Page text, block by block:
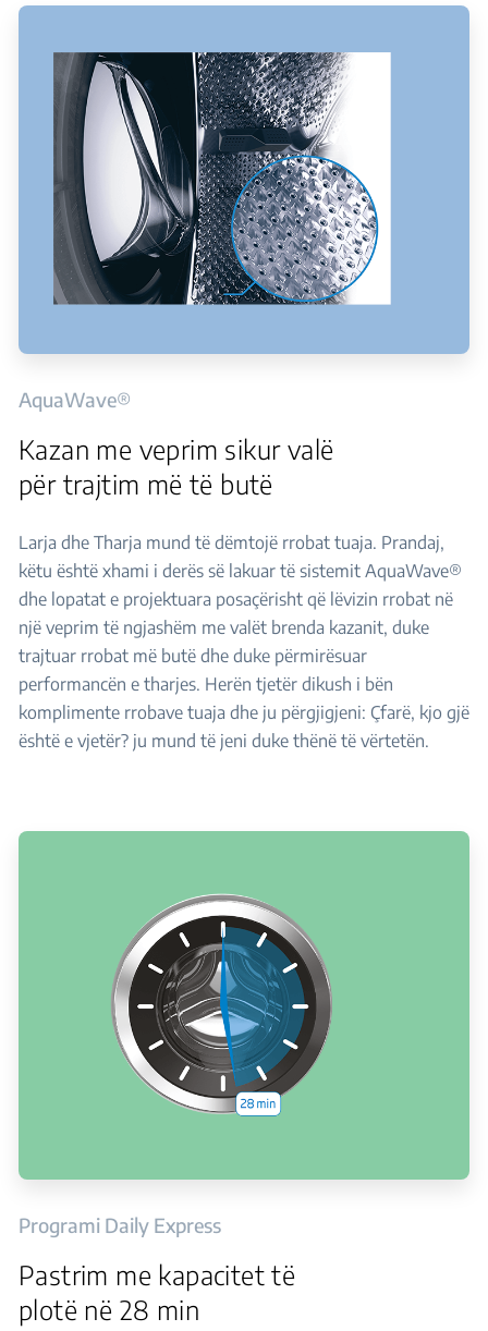
AquaWave®
Kazan me veprim sikur valë
për trajtim më të butë
Larja dhe Tharja mund të dëmtojë rrobat tuaja. Prandaj,
këtu është xhami i derës së lakuar të sistemit AquaWave®
dhe lopatat e projektuara posaçërisht që lëvizin rrobat në
një veprim të ngjashëm me valët brenda kazanit, duke
trajtuar rrobat më butë dhe duke përmirësuar
performancën e tharjes. Herën tjetër dikush i bën
komplimente rrobave tuaja dhe ju përgjigjeni: Çfarë, kjo gjë
është e vjetër? ju mund të jeni duke thënë të vërtetën.
Programi Daily Express
Pastrim me kapacitet të
plotë në 28 min